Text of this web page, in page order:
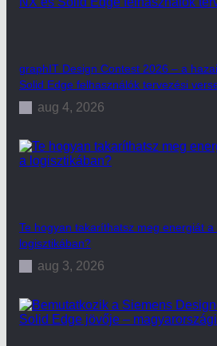
graphIT Design Contest 2026 – a
Solid Edge felhasználók tervezési
aug 4, 2026
Te hogyan takaríthatsz meg energiát
logisztikában?
aug 3, 2026